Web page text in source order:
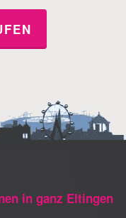
in ganz Eltingen